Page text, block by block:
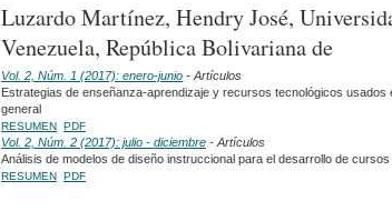
Luzardo Martínez, Hendry José,
Venezuela, República Bolivariana de
Vol. 2, Núm. 1 (2017): enero-junio - Artículos
Estrategias de enseñanza-aprendizaje y recursos tecnológicos
general
RESUMEN PDF
Vol. 2, Núm. 2 (2017): julio - diciembre - Artículos
Análisis de modelos de diseño instruccional para el desarrollo de
RESUMEN PDF